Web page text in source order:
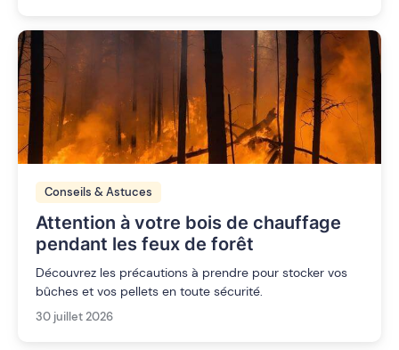
Conseils & Astuces
Attention à votre bois de chauffage
pendant les feux de forêt
Découvrez les précautions à prendre pour stocker vos
bûches et vos pellets en toute sécurité.
30 juillet 2026